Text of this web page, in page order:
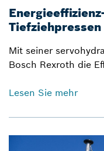
Tiefziehpressen
Mit seiner
Bosch Rexroth die
Lesen Sie mehr